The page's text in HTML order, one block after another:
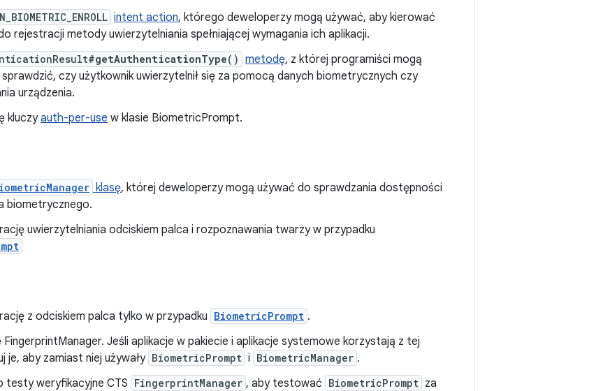
intent action, którego deweloperzy mogą używać, aby kierować
rejestracji metody uwierzytelniania spełniającej wymagania ich aplikacji.
#getAuthenticationType() metodę, z której programiści mogą
czy użytkownik uwierzytelnił się za pomocą danych biometrycznych czy
urządzenia.
kluczyauth-per-use w klasie BiometricPrompt.
klasę, której deweloperzy mogą używać do sprawdzania dostępności
biometrycznego.
uwierzytelniania odciskiem palca i rozpoznawania twarzy w przypadku
z odciskiem palca tylko w przypadku BiometricPrompt .
Jeśli aplikacje w pakiecie i aplikacje systemowe korzystają z tej
je, aby zamiast niej używały BiometricPrompt i BiometricManager .
testy weryfikacyjne CTS FingerprintManager , aby testować BiometricPrompt za